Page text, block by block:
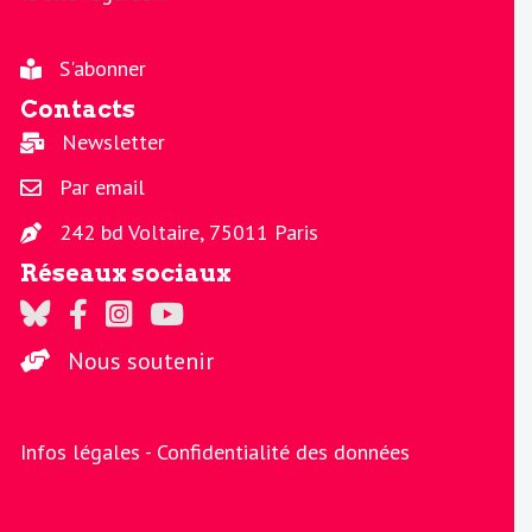
S'abonner
Contacts
Newsletter
Par email
242 bd Voltaire, 75011 Paris
Réseaux sociaux
Regards sur Twitter
Regards sur Facebook
Regards sur Instagram
La chaine Regards sur Youtube
Nous soutenir
Infos légales - Confidentialité des données